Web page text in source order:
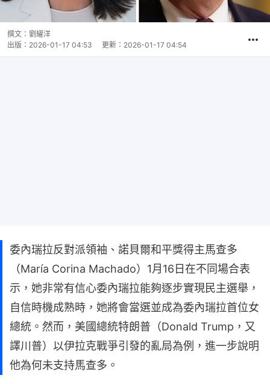
撰文： 劉耀洋
出版： 2026-01-17 04:53 更新： 2026-01-17 04:54
委內瑞拉反對派領袖、諾貝爾和平獎得主馬查多
（María Corina Machado）1月16日在不同場合表
示，她非常有信心委內瑞拉能夠逐步實現民主選舉，
自信時機成熟時，她將會當選並成為委內瑞拉首位女
總統。然而，美國總統特朗普（Donald Trump，又
譯川普）以伊拉克戰爭引發的亂局為例，進一步說明
他為何未支持馬查多。